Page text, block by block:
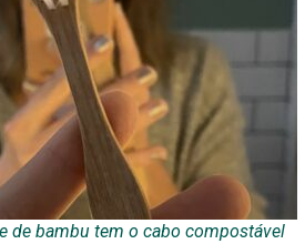
de bambu tem o cabo compostável